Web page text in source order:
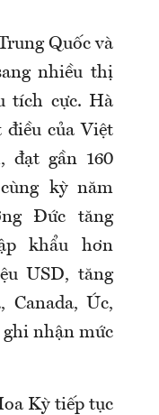
Quốc và
nhiều thị
tích cực. Hà
điều của Việt
đạt gần 160
kỳ năm
Đức tăng
khẩu hơn
USD, tăng
Úc,
ghi nhận mức
Kỳ tiếp tục